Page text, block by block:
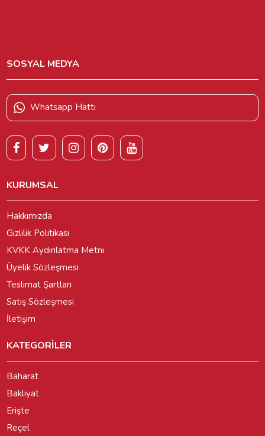
SOSYAL MEDYA
Whatsapp Hattı
KURUMSAL
Hakkımızda
Gizlilik Politikası
KVKK Aydınlatma Metni
Üyelik Sözleşmesi
Teslimat Şartları
Satış Sözleşmesi
İletişim
KATEGORİLER
Baharat
Bakliyat
Erişte
Reçel